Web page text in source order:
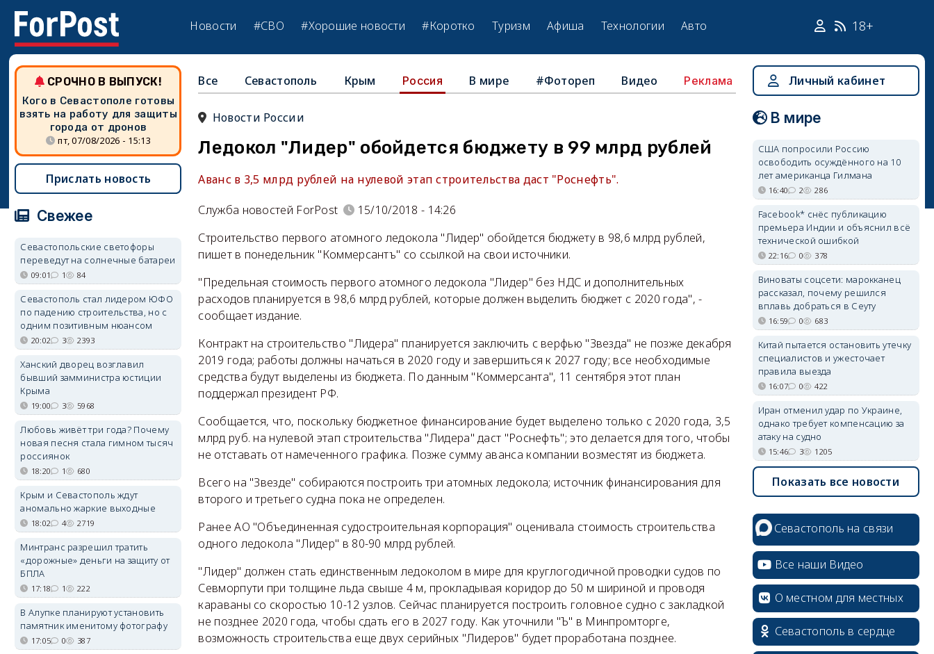
Новости #СВО #Хорошие новости #Коротко Туризм Афиша Технологии Авто 18+
Все Севастополь Крым Россия В мире #Фотореп Видео Реклама
Новости России
Ледокол "Лидер" обойдется бюджету в 99 млрд рублей
Аванс в 3,5 млрд рублей на нулевой этап строительства даст "Роснефть".
Служба новостей ForPost
15/10/2018 - 14:26
Строительство первого атомного ледокола "Лидер" обойдется бюджету в 98,6 млрд рублей,
пишет в понедельник "Коммерсантъ" со ссылкой на свои источники.
"Предельная стоимость первого атомного ледокола "Лидер" без НДС и дополнительных
расходов планируется в 98,6 млрд рублей, которые должен выделить бюджет с 2020 года", -
сообщает издание.
Контракт на строительство "Лидера" планируется заключить с верфью "Звезда" не позже декабря
2019 года; работы должны начаться в 2020 году и завершиться к 2027 году; все необходимые
средства будут выделены из бюджета. По данным "Коммерсанта", 11 сентября этот план
поддержал президент РФ.
Сообщается, что, поскольку бюджетное финансирование будет выделено только с 2020 года, 3,5
млрд руб. на нулевой этап строительства "Лидера" даст "Роснефть"; это делается для того, чтобы
не отставать от намеченного графика. Позже сумму аванса компании возместят из бюджета.
Всего на "Звезде" собираются построить три атомных ледокола; источник финансирования для
второго и третьего судна пока не определен.
Ранее АО "Объединенная судостроительная корпорация" оценивала стоимость строительства
одного ледокола "Лидер" в 80-90 млрд рублей.
"Лидер" должен стать единственным ледоколом в мире для круглогодичной проводки судов по
Севморпути при толщине льда свыше 4 м, прокладывая коридор до 50 м шириной и проводя
караваны со скоростью 10-12 узлов. Сейчас планируется построить головное судно с закладкой
не позднее 2020 года, чтобы сдать его в 2027 году. Как уточнили "Ъ" в Минпромторге,
возможность строительства еще двух серийных "Лидеров" будет проработана позднее.
СРОЧНО В ВЫПУСК!
Кого в Севастополе готовы
взять на работу для защиты
города от дронов
пт, 07/08/2026 - 15:13
Прислать новость
Свежее
Севастопольские светофоры
переведут на солнечные батареи
09:01 1 84
Севастополь стал лидером ЮФО
по падению строительства, но с
одним позитивным нюансом
20:02 3 2393
Ханский дворец возглавил
бывший замминистра юстиции
Крыма
19:00 3 5968
Любовь живёт три года? Почему
новая песня стала гимном тысяч
россиянок
18:20 1 680
Крым и Севастополь ждут
аномально жаркие выходные
18:02 4 2719
Минтранс разрешил тратить
«дорожные» деньги на защиту от
БПЛА
17:18 1 222
В Алупке планируют установить
памятник именитому фотографу
17:05 0 387
Личный кабинет
В мире
США попросили Россию
освободить осуждённого на 10
лет американца Гилмана
16:40 2 286
Facebook* снёс публикацию
премьера Индии и объяснил всё
технической ошибкой
22:16 0 378
Виноваты соцсети: марокканец
рассказал, почему решился
вплавь добраться в Сеуту
16:59 0 683
Китай пытается остановить утечку
специалистов и ужесточает
правила выезда
16:07 0 422
Иран отменил удар по Украине,
однако требует компенсацию за
атаку на судно
15:46 3 1205
Показать все новости
Севастополь на связи
Все наши Видео
О местном для местных
Севастополь в сердце
erid: 2SDnjcrDNw6
erid: 2SDnjdPjgYS